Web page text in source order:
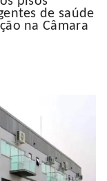
de saúde
na Câmara